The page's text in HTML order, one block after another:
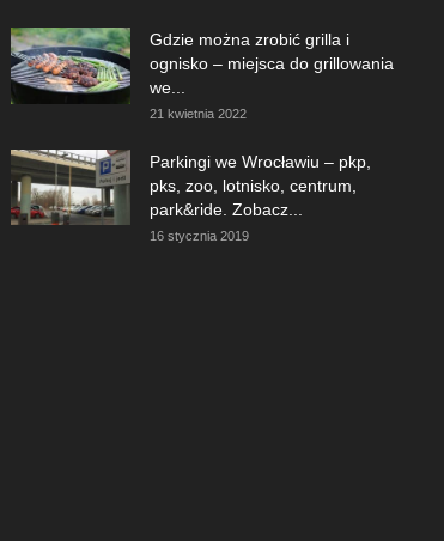
Gdzie można zrobić grilla i
ognisko – miejsca do grillowania
we...
21 kwietnia 2022
Parkingi we Wrocławiu – pkp,
pks, zoo, lotnisko, centrum,
park&ride. Zobacz...
16 stycznia 2019